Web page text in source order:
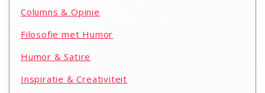
Columns & Opinie
Filosofie met Humor
Humor & Satire
Inspiratie & Creativiteit